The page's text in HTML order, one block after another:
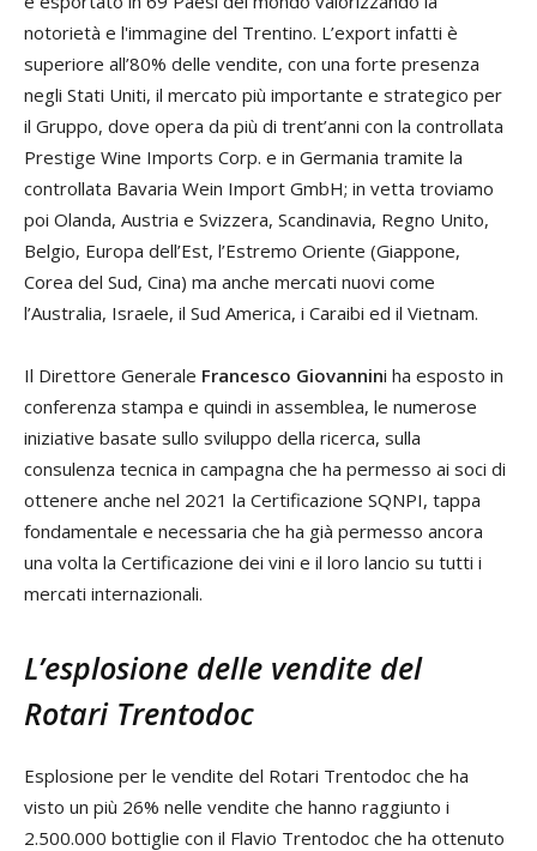
notorietà e l'immagine del Trentino. L’export infatti è
superiore all’80% delle vendite, con una forte presenza
negli Stati Uniti, il mercato più importante e strategico per
il Gruppo, dove opera da più di trent’anni con la controllata
Prestige Wine Imports Corp. e in Germania tramite la
controllata Bavaria Wein Import GmbH; in vetta troviamo
poi Olanda, Austria e Svizzera, Scandinavia, Regno Unito,
Belgio, Europa dell’Est, l’Estremo Oriente (Giappone,
Corea del Sud, Cina) ma anche mercati nuovi come
l’Australia, Israele, il Sud America, i Caraibi ed il Vietnam.
Il Direttore Generale Francesco Giovannini ha esposto in
conferenza stampa e quindi in assemblea, le numerose
iniziative basate sullo sviluppo della ricerca, sulla
consulenza tecnica in campagna che ha permesso ai soci di
ottenere anche nel 2021 la Certificazione SQNPI, tappa
fondamentale e necessaria che ha già permesso ancora
una volta la Certificazione dei vini e il loro lancio su tutti i
mercati internazionali.
L’esplosione delle vendite del
Rotari Trentodoc
Esplosione per le vendite del Rotari Trentodoc che ha
visto un più 26% nelle vendite che hanno raggiunto i
2.500.000 bottiglie con il Flavio Trentodoc che ha ottenuto